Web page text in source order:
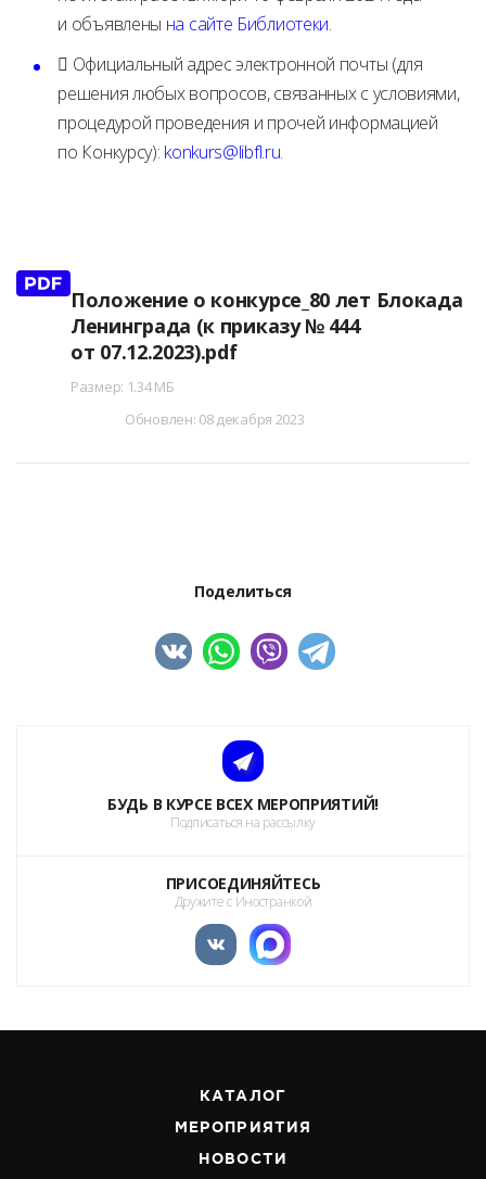
и объявлены на сайте Библиотеки.
 Официальный адрес электронной почты (для
решения любых вопросов, связанных с условиями,
процедурой проведения и прочей информацией
по Конкурсу): konkurs@libfl.ru.
Положение о конкурсе_80 лет Блокада
Ленинграда (к приказу № 444
от 07.12.2023).pdf
Размер: 1.34 МБ
Обновлен: 08 декабря 2023
Поделиться
БУДЬ В КУРСЕ ВСЕХ МЕРОПРИЯТИЙ!
Подписаться на рассылку
ПРИСОЕДИНЯЙТЕСЬ
Дружите с Иностранкой
КАТАЛОГ
МЕРОПРИЯТИЯ
НОВОСТИ